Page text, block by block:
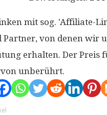
mit sog. 'Affiliate-
Partner, von denen wir
erhalten. Der Preis
unberührt.